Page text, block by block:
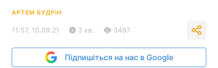
АРТЕМ БУДРІН
11:57, 10.09.21 3 хв. 3497
Підпишіться на нас в Google